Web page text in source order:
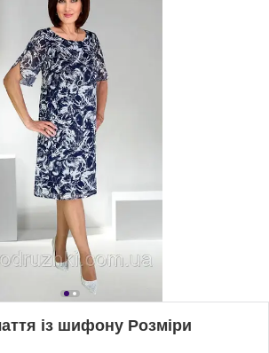
із шифону Розміри